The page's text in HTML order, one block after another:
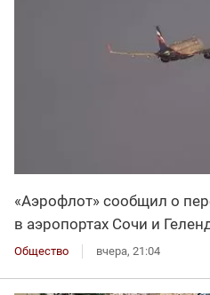
«Аэрофлот» сообщил о
в аэропортах Сочи и
Общество вчера, 21:04